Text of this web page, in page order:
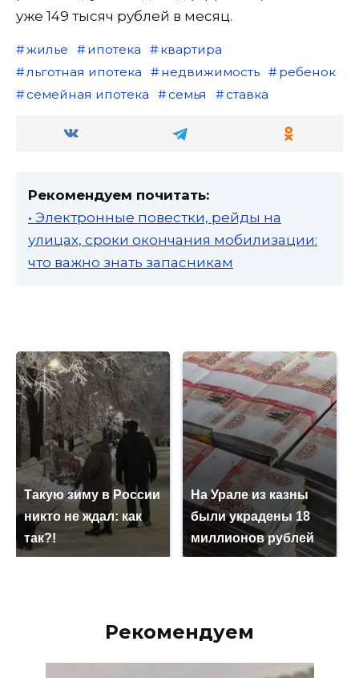
уже 149 тысяч рублей в месяц.
жилье ипотека
квартира
льготная ипотека
недвижимость
ребенок
семейная ипотека
семья ставка
Рекомендуем почитать:
• Электронные повестки, рейды на
улицах, сроки окончания мобилизации:
что важно знать запасникам
Такую зиму в России
никто не ждал: как
так?!
На Урале из казны
были украдены 18
миллионов рублей
Рекомендуем